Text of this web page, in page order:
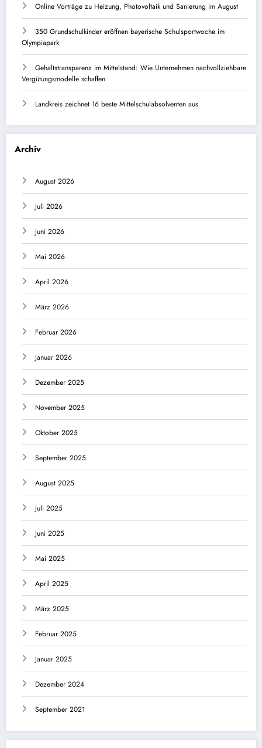
Online Vorträge zu Heizung, Photovoltaik und Sanierung im August
350 Grundschulkinder eröffnen bayerische Schulsportwoche im
Olympiapark
Gehaltstransparenz im Mittelstand: Wie Unternehmen nachvollziehbare
Vergütungsmodelle schaffen
Landkreis zeichnet 16 beste Mittelschulabsolventen aus
Archiv
August 2026
Juli 2026
Juni 2026
Mai 2026
April 2026
März 2026
Februar 2026
Januar 2026
Dezember 2025
November 2025
Oktober 2025
September 2025
August 2025
Juli 2025
Juni 2025
Mai 2025
April 2025
März 2025
Februar 2025
Januar 2025
Dezember 2024
September 2021